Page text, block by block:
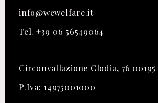
info@wewelfare.it
Tel. +39 06 56549064
Circonvallazione Clodia, 76 00195
P.Iva: 14975001000